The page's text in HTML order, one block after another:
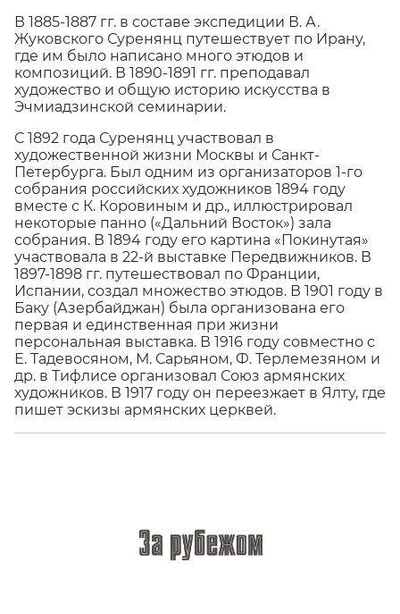
В 1885-1887 гг. в составе экспедиции В. А.
Жуковского Суренянц путешествует по Ирану,
где им было написано много этюдов и
композиций. В 1890-1891 гг. преподавал
художество и общую историю искусства в
Эчмиадзинской семинарии.
С 1892 года Суренянц участвовал в
художественной жизни Москвы и Санкт-
Петербурга. Был одним из организаторов 1-го
собрания российских художников 1894 году
вместе с К. Коровиным и др., иллюстрировал
некоторые панно («Дальний Восток») зала
собрания. В 1894 году его картина «Покинутая»
участвовала в 22-й выставке Передвижников. В
1897-1898 гг. путешествовал по Франции,
Испании, создал множество этюдов. В 1901 году в
Баку (Азербайджан) была организована его
первая и единственная при жизни
персональная выставка. В 1916 году совместно с
Е. Тадевосяном, М. Сарьяном, Ф. Терлемезяном и
др. в Тифлисе организовал Союз армянских
художников. В 1917 году он переезжает в Ялту, где
пишет эскизы армянских церквей.